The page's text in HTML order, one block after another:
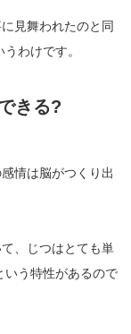
見舞われたのと同
わけです。
きる?
情は脳がつくり出
、じつはとても単
いう特性があるので